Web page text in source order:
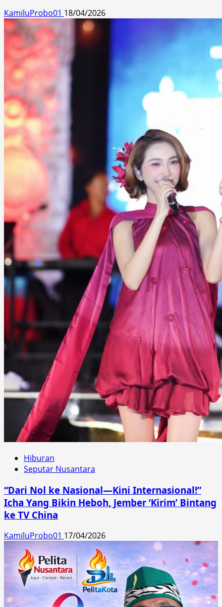
KamiluProbo01 18/04/2026
Hiburan
Seputar Nusantara
“Dari Nol ke Nasional—Kini Internasional!”
Icha Yang Bikin Heboh, Jember ‘Kirim’ Bintang
ke TV China
KamiluProbo01 17/04/2026